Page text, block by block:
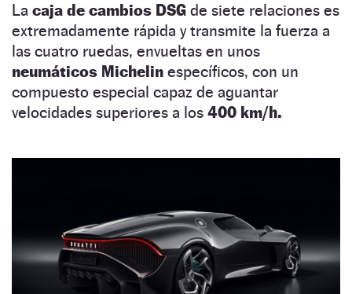
La caja de cambios DSG de siete relaciones es
extremadamente rápida y transmite la fuerza a
las cuatro ruedas, envueltas en unos
neumáticos Michelin específicos, con un
compuesto especial capaz de aguantar
velocidades superiores a los 400 km/h.